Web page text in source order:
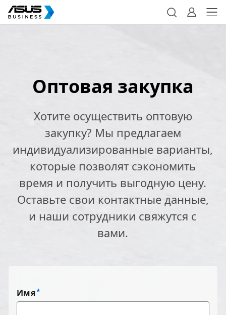
Оптовая закупка
Хотите осуществить оптовую
закупку? Мы предлагаем
индивидуализированные варианты,
которые позволят сэкономить
время и получить выгодную цену.
Оставьте свои контактные данные,
и наши сотрудники свяжутся с
вами.
Имя